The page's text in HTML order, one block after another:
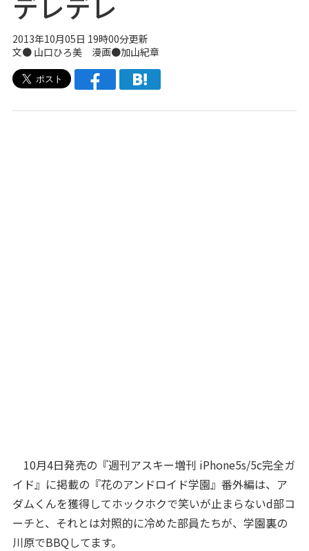
2013年10月05日 19時00分更新
文● 山口ひろ美漫画●加山紀章
10月4日発売の『週刊アスキー増刊 iPhone5s/5c完全ガ
イド』に掲載の『花のアンドロイド学園』番外編は、ア
ダムくんを獲得してホックホクで笑いが止まらないd部コ
ーチと、それとは対照的に冷めた部員たちが、学園裏の
川原でBBQしてます。